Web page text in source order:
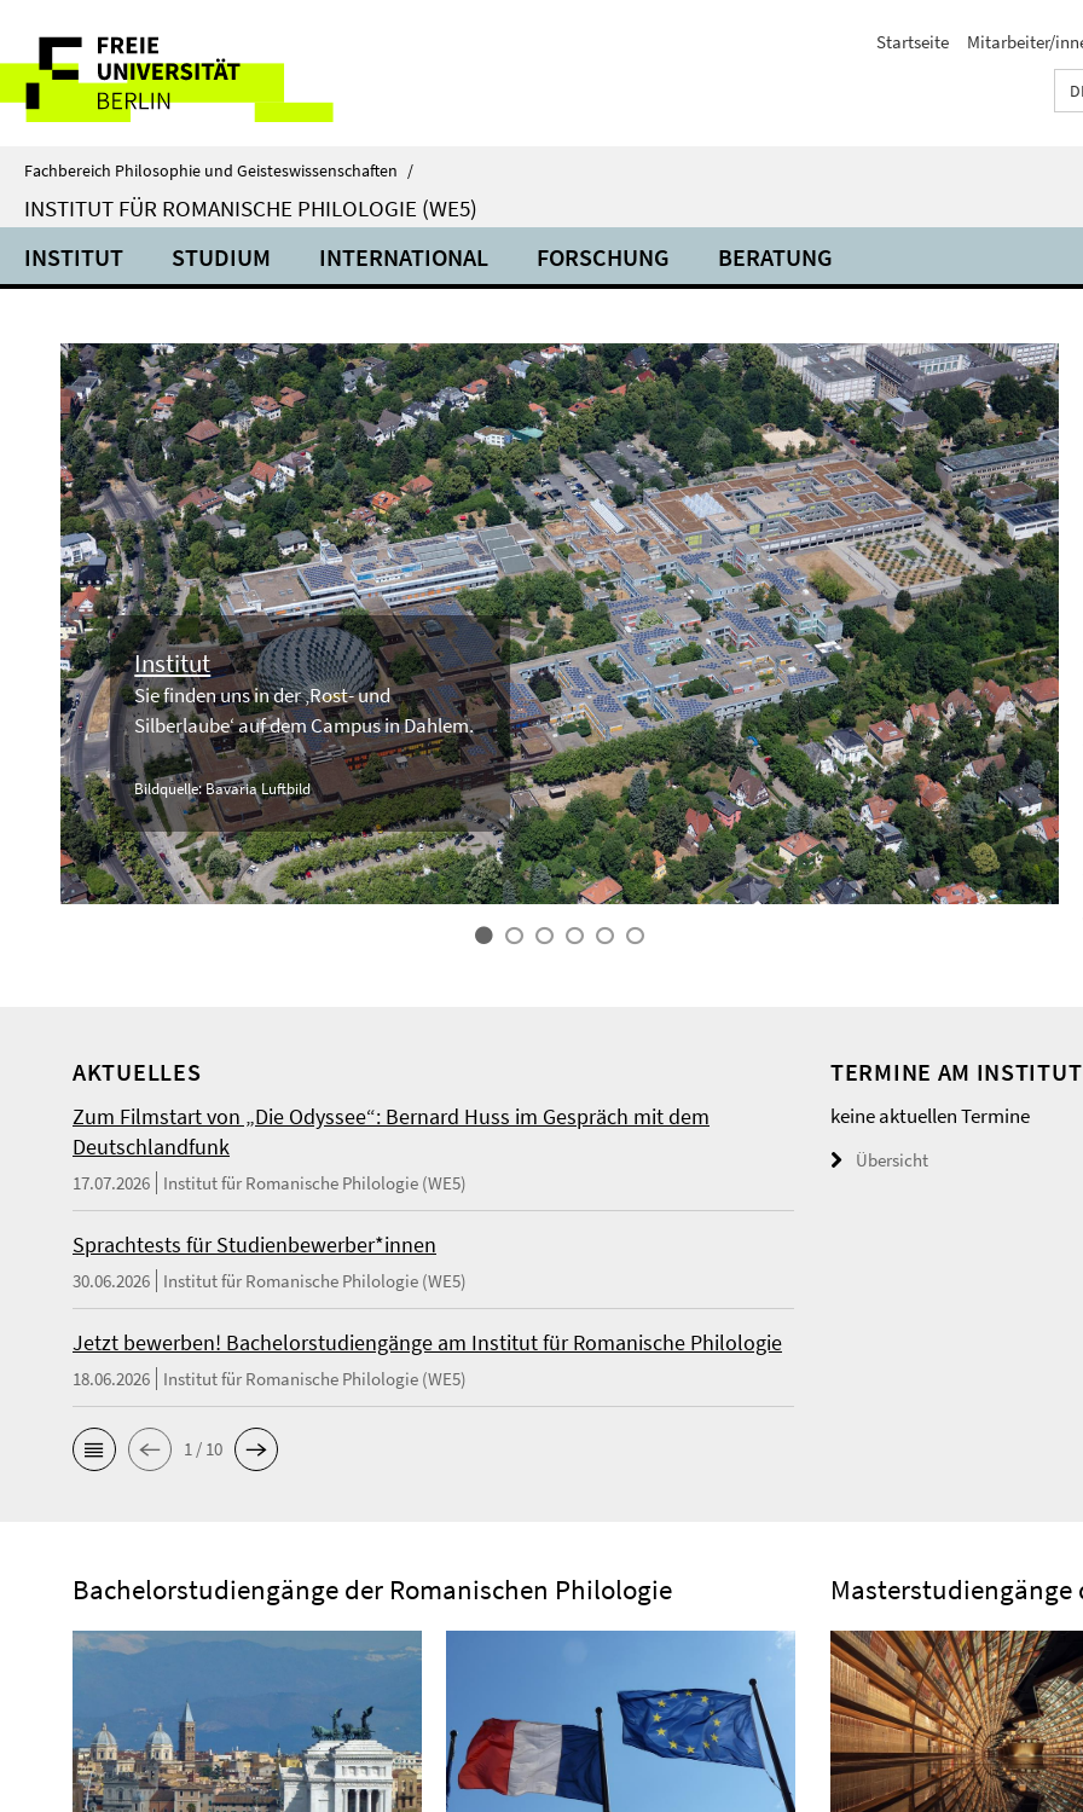
direkt
Inhalt
Service-
Navigation
Startseite Mitarbeiter/
Fachbereich Philosophie und Geisteswissenschaften /
INSTITUT FÜR ROMANISCHE PHILOLOGIE (WE5)
INSTITUT STUDIUM INTERNATIONAL FORSCHUNG BERATUNG
Institut
Sie finden uns in der ‚Rost- und
Silberlaube‘ auf dem Campus in Dahlem.
Bildquelle: Bavaria Luftbild
AKTUELLES
Zum Filmstart von „Die Odyssee“: Bernard Huss im Gespräch mit dem
Deutschlandfunk
17.07.2026 Institut für Romanische Philologie (WE5)
Sprachtests für Studienbewerber*innen
30.06.2026 Institut für Romanische Philologie (WE5)
Jetzt bewerben! Bachelorstudiengänge am Institut für Romanische Philologie
18.06.2026 Institut für Romanische Philologie (WE5)
1 / 10
TERMINE AM INSTITUT
keine aktuellen Termine
Übersicht
Bachelorstudiengänge der Romanischen Philologie Masterstudiengänge